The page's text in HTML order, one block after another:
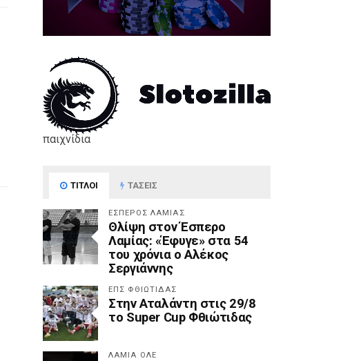
παιχνίδια
ΤΊΤΛΟΙ ΤΆΣΕΙΣ
ΈΣΠΕΡΟΣ ΛΑΜΊΑΣ
Θλίψη στον Έσπερο
Λαμίας: «Έφυγε» στα 54
του χρόνια ο Αλέκος
Σεργιάννης
ΕΠΣ ΦΘΙΏΤΙΔΑΣ
Στην Αταλάντη στις 29/8
το Super Cup Φθιώτιδας
ΛΑΜΙΑ ΟΛΕ